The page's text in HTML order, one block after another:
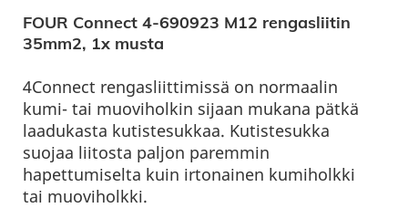
FOUR Connect 4-690923 M12 rengasliitin
35mm2, 1x musta
4Connect rengasliittimissä on normaalin
kumi- tai muoviholkin sijaan mukana pätkä
laadukasta kutistesukkaa. Kutistesukka
suojaa liitosta paljon paremmin
hapettumiselta kuin irtonainen kumiholkki
tai muoviholkki.